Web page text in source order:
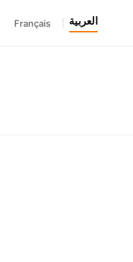
العربية Français